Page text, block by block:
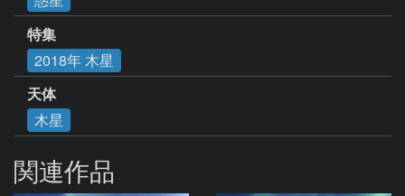
特集
2018年 木星
天体
木星
関連作品